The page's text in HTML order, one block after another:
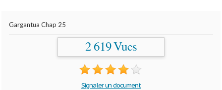
Gargantua Chap 25
2 619 Vues
Signaler un document